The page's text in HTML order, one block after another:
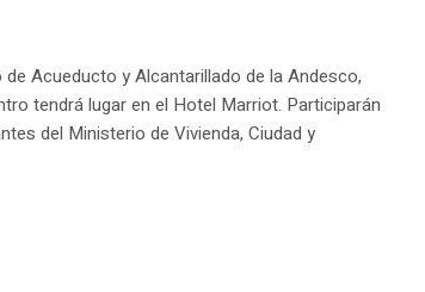
Acueducto y Alcantarillado de la Andesco,
tendrá lugar en el Hotel Marriot. Participarán
del Ministerio de Vivienda, Ciudad y